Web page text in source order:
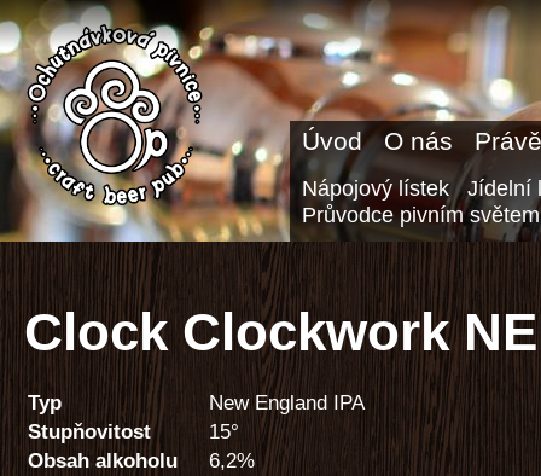
Úvod O nás
Nápojový lístek
Jídelní
Průvodce pivním světem
Clock Clockwork
Typ
New England IPA
Stupňovitost
15°
Obsah alkoholu
6,2%